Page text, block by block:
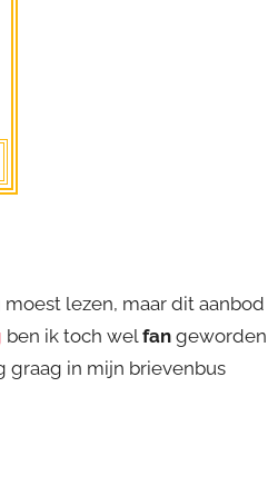
lezen, maar dit aanbod
ben ik toch welfan geworden
graag in mijn brievenbus